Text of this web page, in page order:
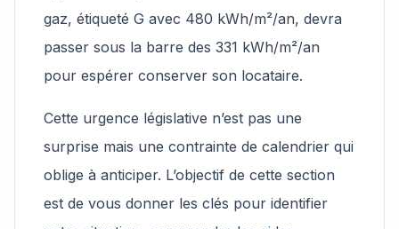
gaz, étiqueté G avec 480 kWh/m²/an, devra
passer sous la barre des 331 kWh/m²/an
pour espérer conserver son locataire.
Cette urgence législative n’est pas une
surprise mais une contrainte de calendrier qui
oblige à anticiper. L’objectif de cette section
est de vous donner les clés pour identifier